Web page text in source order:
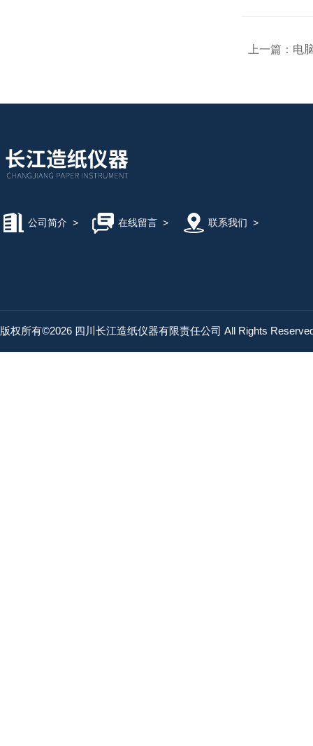
上一篇： 电
公司简介 > 在线留言> 联系我们 >
版权所有©2026 四川长江造纸仪器有限责任公司 All Rights